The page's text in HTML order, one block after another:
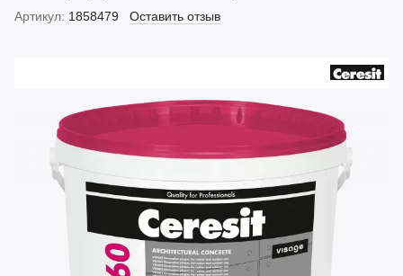
Артикул: 1858479 Оставить отзыв